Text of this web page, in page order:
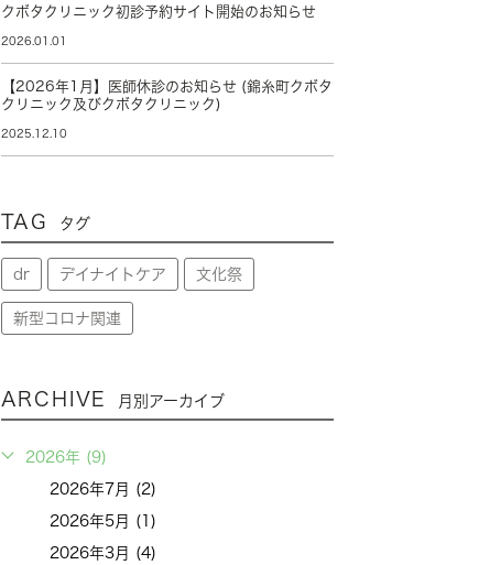
クボタクリニック初診予約サイト開始のお知らせ
2026.01.01
【2026年1月】医師休診のお知らせ (錦糸町クボタ
クリニック及びクボタクリニック)
2025.12.10
TAG タグ
dr デイナイトケア 文化祭
新型コロナ関連
ARCHIVE 月別アーカイブ
2026年 (9)
2026年7月 (2)
2026年5月 (1)
2026年3月 (4)